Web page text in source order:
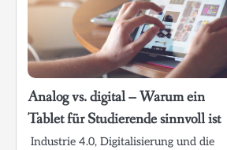
Analog vs. digital – Warum ein
Tablet für Studierende sinnvoll ist
Industrie 4.0, Digitalisierung und die